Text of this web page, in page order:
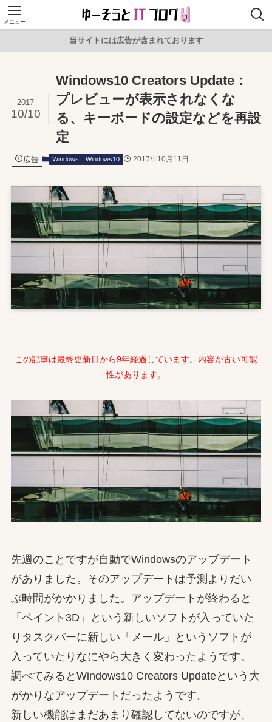
メニュー
当サイトには広告が含まれております
Windows10 Creators Update：
プレビューが表示されなくな
る、キーボードの設定などを再設
定
2017
10/10
広告 Windows Windows10 2017年10月11日
この記事は最終更新日から9年経過しています。内容が古い可能
性があります。
先週のことですが自動でWindowsのアップデート
がありました。そのアップデートは予測よりだい
ぶ時間がかかりました。アップデートが終わると
「ペイント3D」という新しいソフトが入っていた
りタスクバーに新しい「メール」というソフトが
入っていたりなにやら大きく変わったようです。
調べてみるとWindows10 Creators Updateという大
がかりなアップデートだったようです。
新しい機能はまだあまり確認してないのですが、